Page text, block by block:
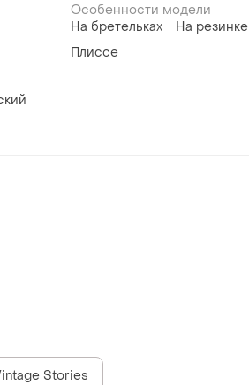
Особенности модели
На бретельках
На резинке
Плиссе
Stories